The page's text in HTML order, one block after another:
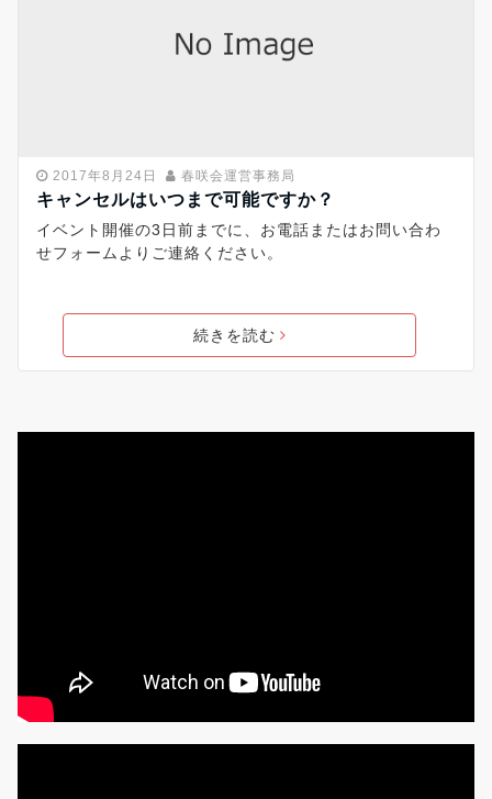
2017年8月24日 春咲会運営事務局
キャンセルはいつまで可能ですか？
イベント開催の3日前までに、お電話またはお問い合わ
せフォームよりご連絡ください。
続きを読む